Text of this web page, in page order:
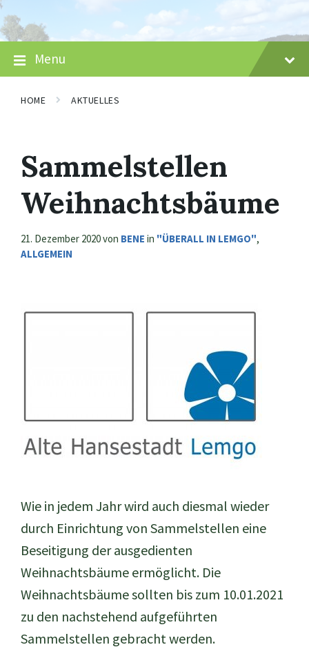
Skip
to
content
Skip
to
main
navigation
Skip
to
footer
Menu
HOME AKTUELLES
Sammelstellen
Weihnachtsbäume
21. Dezember 2020von BENE in "ÜBERALL IN LEMGO",
ALLGEMEIN
Wie in jedem Jahr wird auch diesmal wieder
durch Einrichtung von Sammelstellen eine
Beseitigung der ausgedienten
Weihnachtsbäume ermöglicht. Die
Weihnachtsbäume sollten bis zum 10.01.2021
zu den nachstehend aufgeführten
Sammelstellen gebracht werden.